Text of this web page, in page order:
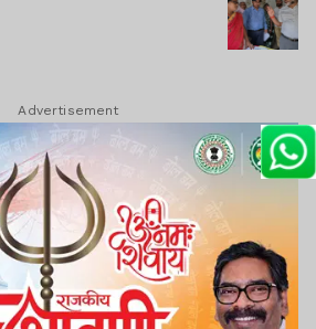
Advertisement